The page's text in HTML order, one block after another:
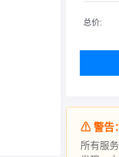
总价:
⚠ 警告：
所有服